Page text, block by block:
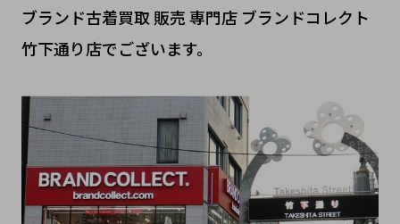
ブランド古着買取 販売 専門店 ブランドコレクト
竹下通り店でございます。